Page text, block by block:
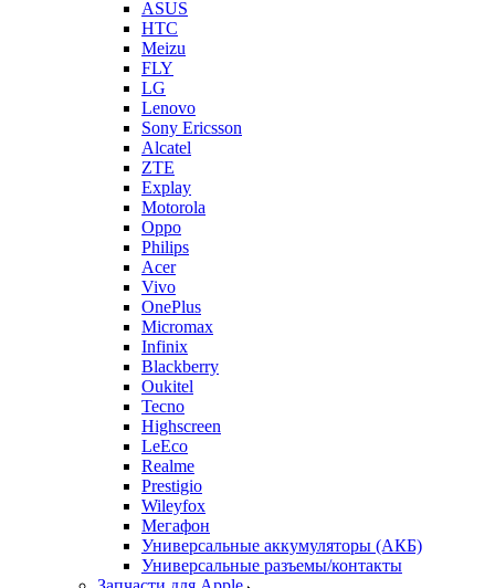
LG
Lenovo
Sony Ericsson
Alcatel
ZTE
Explay
Motorola
Oppo
Philips
Acer
Vivo
OnePlus
Micromax
Infinix
Blackberry
Oukitel
Tecno
Highscreen
LeEco
Realme
Prestigio
Wileyfox
Мегафон
Универсальные аккумуляторы (АКБ)
Универсальные разъемы/контакты
Запчасти для Apple
Назад
Запчасти для Apple
iPad
iPhone